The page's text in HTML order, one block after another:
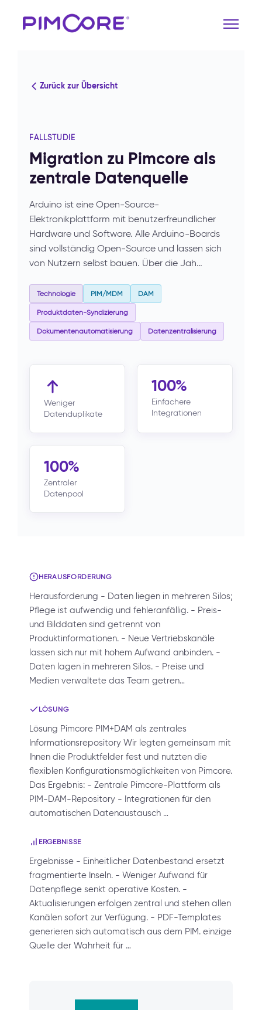
Zurück zur Übersicht
FALLSTUDIE
Migration zu Pimcore als
zentrale Datenquelle
Arduino ist eine Open-Source-
Elektronikplattform mit benutzerfreundlicher
Hardware und Software. Alle Arduino-Boards
sind vollständig Open-Source und lassen sich
von Nutzern selbst bauen. Über die Jah…
Technologie PIM/MDM DAM
Produktdaten-Syndizierung
Dokumentenautomatisierung Datenzentralisierung
Weniger
Datenduplikate
100%
Einfachere
Integrationen
100%
Zentraler
Datenpool
HERAUSFORDERUNG
Herausforderung - Daten liegen in mehreren Silos;
Pflege ist aufwendig und fehleranfällig. - Preis-
und Bilddaten sind getrennt von
Produktinformationen. - Neue Vertriebskanäle
lassen sich nur mit hohem Aufwand anbinden. -
Daten lagen in mehreren Silos. - Preise und
Medien verwaltete das Team getren…
LÖSUNG
Lösung Pimcore PIM+DAM als zentrales
Informationsrepository Wir legten gemeinsam mit
Ihnen die Produktfelder fest und nutzten die
flexiblen Konfigurationsmöglichkeiten von Pimcore.
Das Ergebnis: - Zentrale Pimcore-Plattform als
PIM-DAM-Repository - Integrationen für den
automatischen Datenaustausch …
ERGEBNISSE
Ergebnisse - Einheitlicher Datenbestand ersetzt
fragmentierte Inseln. - Weniger Aufwand für
Datenpflege senkt operative Kosten. -
Aktualisierungen erfolgen zentral und stehen allen
Kanälen sofort zur Verfügung. - PDF-Templates
generieren sich automatisch aus dem PIM. einzige
Quelle der Wahrheit für …